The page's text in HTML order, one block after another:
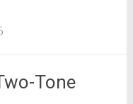
Tone